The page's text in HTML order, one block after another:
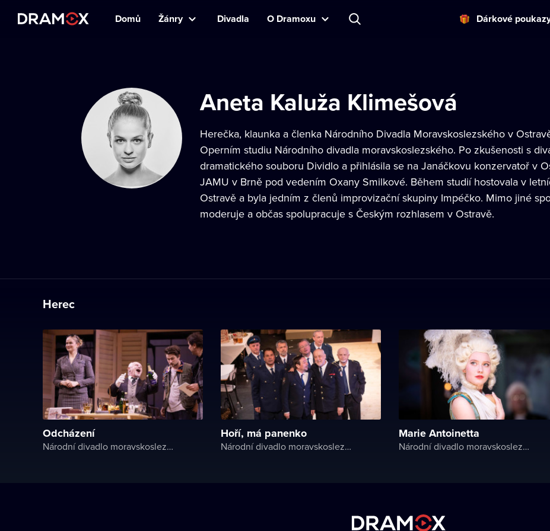
Domů Žánry Divadla O Dramoxu Dárkové
Aneta Kaluža Klimešová
Herečka, klaunka a členka Národního Divadla Moravskoslezského v
Operním studiu Národního divadla moravskoslezského. Po zkušenosti s
dramatického souboru Dividlo a přihlásila se na Janáčkovu konzervatoř v
JAMU v Brně pod vedením Oxany Smilkové. Během studií hostovala v
Ostravě a byla jedním z členů improvizační skupiny Impéčko. Mimo jiné
moderuje a občas spolupracuje s Českým rozhlasem v Ostravě.
Herec
Odcházení
Národní divadlo moravskoslezské
Hoří, má panenko
Národní divadlo moravskoslezské
Marie Antoinetta
Národní divadlo moravskoslezské